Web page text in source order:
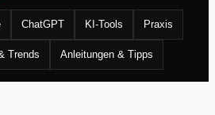
ChatGPT KI-Tools Praxis
Trends Anleitungen & Tipps